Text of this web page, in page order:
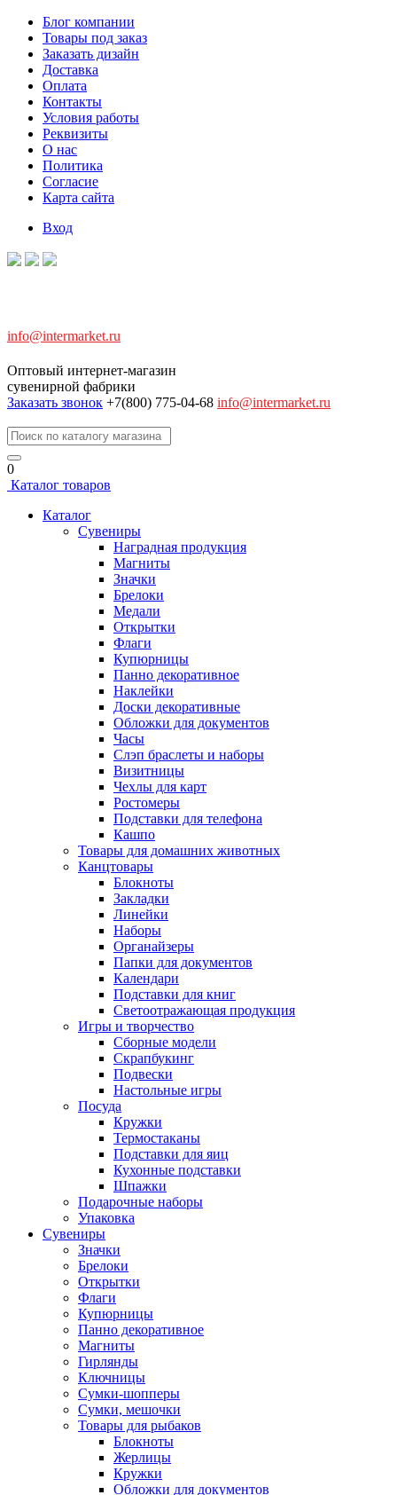
Блог компании
Товары под заказ
Заказать дизайн
Доставка
Оплата
Контакты
Условия работы
Реквизиты
О нас
Политика
Согласие
Карта сайта
Вход
info@intermarket.ru
Оптовый интернет-магазин
сувенирной фабрики
Заказать звонок +7(800) 775-04-68 info@intermarket.ru
0
Каталог товаров
Каталог
Сувениры
Наградная продукция
Магниты
Значки
Брелоки
Медали
Открытки
Флаги
Купюрницы
Панно декоративное
Наклейки
Доски декоративные
Обложки для документов
Часы
Слэп браслеты и наборы
Визитницы
Чехлы для карт
Ростомеры
Подставки для телефона
Кашпо
Товары для домашних животных
Канцтовары
Блокноты
Закладки
Линейки
Наборы
Органайзеры
Папки для документов
Календари
Подставки для книг
Светоотражающая продукция
Игры и творчество
Сборные модели
Скрапбукинг
Подвески
Настольные игры
Посуда
Кружки
Термостаканы
Подставки для яиц
Кухонные подставки
Шпажки
Подарочные наборы
Упаковка
Сувениры
Значки
Брелоки
Открытки
Флаги
Купюрницы
Панно декоративное
Магниты
Гирлянды
Ключницы
Сумки-шопперы
Сумки, мешочки
Товары для рыбаков
Блокноты
Жерлицы
Кружки
Обложки для документов